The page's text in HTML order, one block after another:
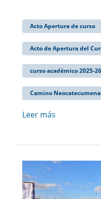
Acto Apertura de curso
Acto de Apertura del
curso académico 2025-26
Camino
Leer más